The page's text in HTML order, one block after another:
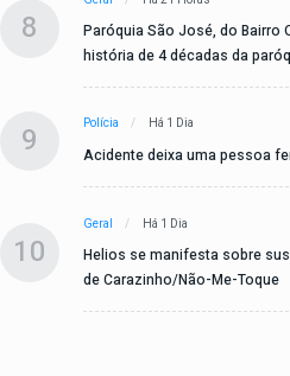
8
Paróquia São José, do Bairro
história de 4 décadas da
9 Polícia Há 1 Dia
Acidente deixa uma pessoa
10
Geral Há 1 Dia
Helios se manifesta sobre
de Carazinho/Não-Me-Toque